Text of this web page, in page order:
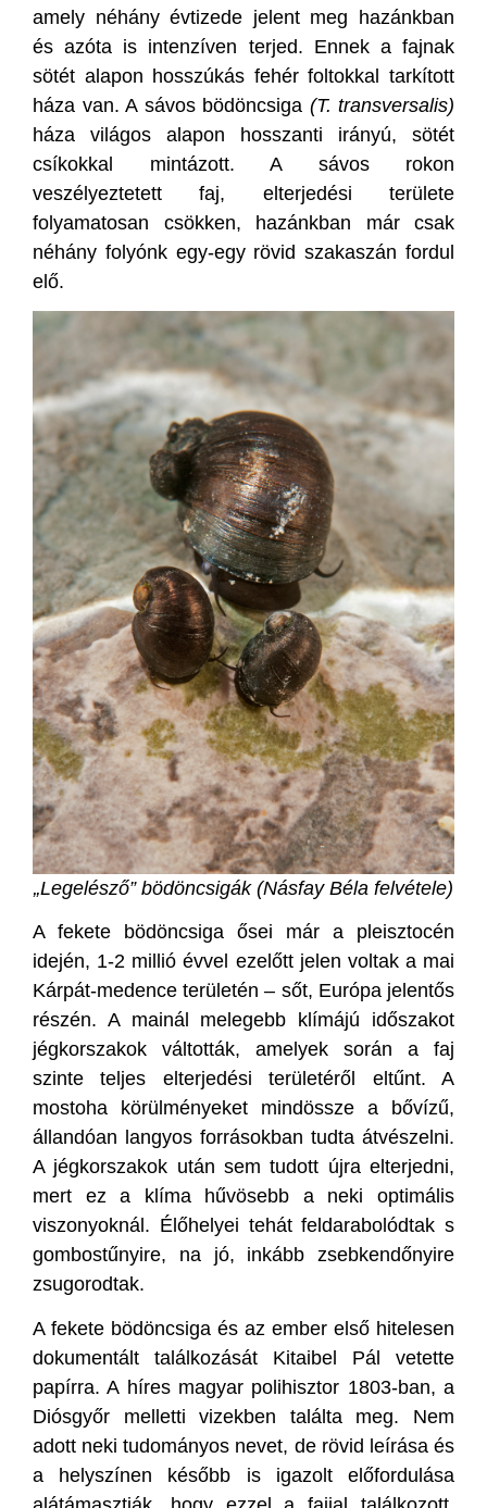
amely néhány évtizede jelent meg hazánkban
és azóta is intenzíven terjed. Ennek a fajnak
sötét alapon hosszúkás fehér foltokkal tarkított
háza van. A sávos bödöncsiga (T. transversalis)
háza világos alapon hosszanti irányú, sötét
csíkokkal mintázott. A sávos rokon
veszélyeztetett faj, elterjedési területe
folyamatosan csökken, hazánkban már csak
néhány folyónk egy-egy rövid szakaszán fordul
elő.
„Legelésző” bödöncsigák (Násfay Béla felvétele)
A fekete bödöncsiga ősei már a pleisztocén
idején, 1-2 millió évvel ezelőtt jelen voltak a mai
Kárpát-medence területén – sőt, Európa jelentős
részén. A mainál melegebb klímájú időszakot
jégkorszakok váltották, amelyek során a faj
szinte teljes elterjedési területéről eltűnt. A
mostoha körülményeket mindössze a bővízű,
állandóan langyos forrásokban tudta átvészelni.
A jégkorszakok után sem tudott újra elterjedni,
mert ez a klíma hűvösebb a neki optimális
viszonyoknál. Élőhelyei tehát feldarabolódtak s
gombostűnyire, na jó, inkább zsebkendőnyire
zsugorodtak.
A fekete bödöncsiga és az ember első hitelesen
dokumentált találkozását Kitaibel Pál vetette
papírra. A híres magyar polihisztor 1803-ban, a
Diósgyőr melletti vizekben találta meg. Nem
adott neki tudományos nevet, de rövid leírása és
a helyszínen később is igazolt előfordulása